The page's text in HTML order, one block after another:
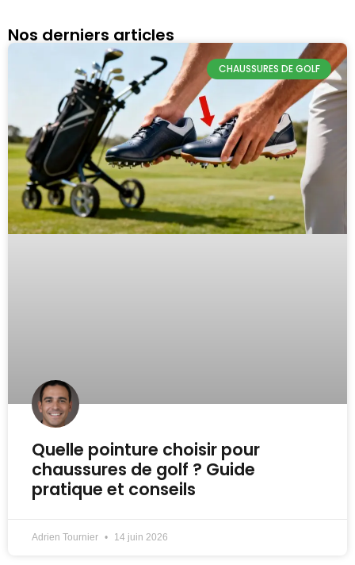
Nos derniers articles
CHAUSSURES DE GOLF
Quelle pointure choisir pour
chaussures de golf ? Guide
pratique et conseils
Adrien Tournier 14 juin 2026